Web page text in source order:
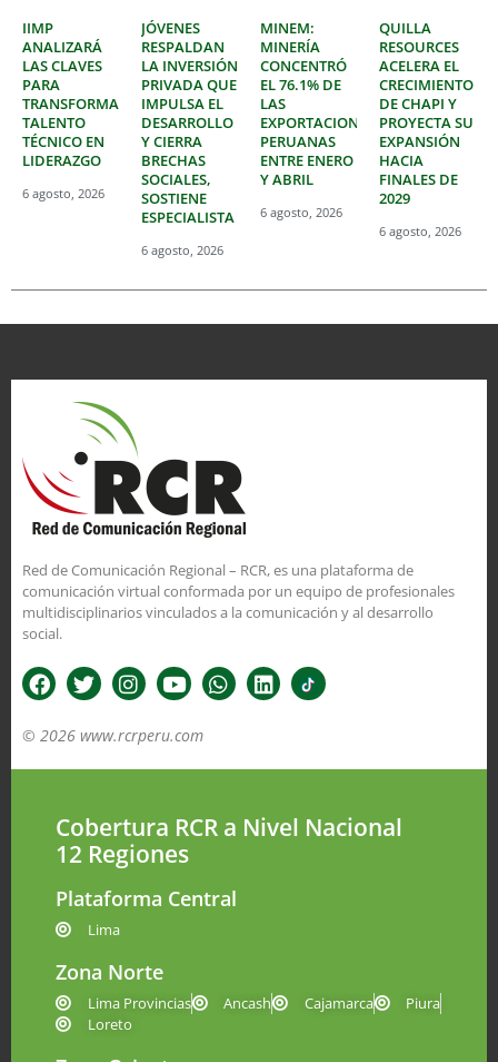
IIMP
ANALIZARÁ
LAS CLAVES
PARA
TRANSFORMAR
TALENTO
TÉCNICO EN
LIDERAZGO
6 agosto, 2026
JÓVENES
RESPALDAN
LA INVERSIÓN
PRIVADA QUE
IMPULSA EL
DESARROLLO
Y CIERRA
BRECHAS
SOCIALES,
SOSTIENE
ESPECIALISTA
6 agosto, 2026
MINEM:
MINERÍA
CONCENTRÓ
EL 76.1% DE
LAS
EXPORTACIONES
PERUANAS
ENTRE ENERO
Y ABRIL
6 agosto, 2026
QUILLA
RESOURCES
ACELERA EL
CRECIMIENTO
DE CHAPI Y
PROYECTA SU
EXPANSIÓN
HACIA
FINALES DE
2029
6 agosto, 2026
Red de Comunicación Regional – RCR, es una plataforma de
comunicación virtual conformada por un equipo de profesionales
multidisciplinarios vinculados a la comunicación y al desarrollo
social.
© 2026 www.rcrperu.com
Cobertura RCR a Nivel Nacional
12 Regiones
Plataforma Central
Lima
Zona Norte
Lima Provincias Ancash Cajamarca
Piura
Loreto